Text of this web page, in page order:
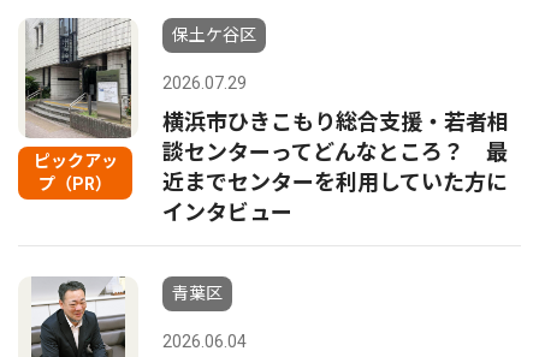
ピックアッ
プ（PR）
保土ケ谷区
2026.07.29
横浜市ひきこもり総合支援・若者相
談センターってどんなところ？ 最
近までセンターを利用していた方に
インタビュー
青葉区
2026.06.04